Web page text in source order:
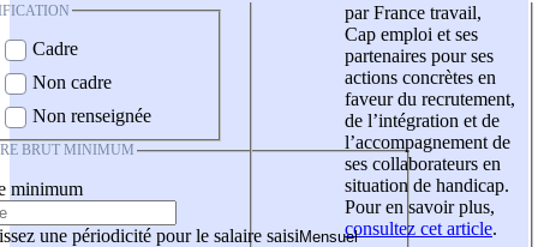
Cadre
Non cadre
Non renseignée
BRUT MINIMUM
minimum
une périodicité pour le salaire saisi
par France travail,
Cap emploi et ses
partenaires pour ses
actions concrètes en
faveur du recrutement,
de l’intégration et de
l’accompagnement de
ses collaborateurs en
situation de handicap.
Pour en savoir plus,
consultez cet article.